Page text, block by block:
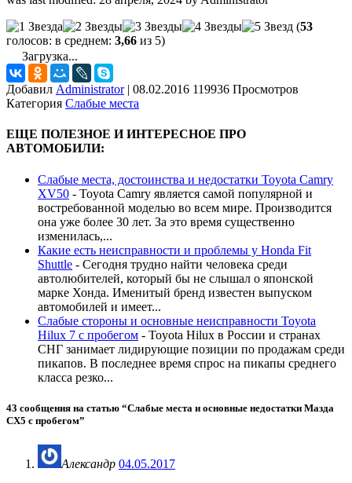
(53
голосов: в среднем: 3,66 из 5)
Загрузка...
Добавил Administrator | 08.02.2016 119936 Просмотров
Категория Слабые места
ЕЩЕ ПОЛЕЗНОЕ И ИНТЕРЕСНОЕ ПРО
АВТОМОБИЛИ:
Слабые места, достоинства и недостатки Toyota Camry
XV50 - Toyota Camry является самой популярной и
востребованной моделью во всем мире. Производится
она уже более 30 лет. За это время существенно
изменилась,...
Какие есть неисправности и проблемы у Honda Fit
Shuttle - Сегодня трудно найти человека среди
автолюбителей, который бы не слышал о японской
марке Хонда. Именитый бренд известен выпуском
автомобилей и имеет...
Слабые стороны и основные неисправности Toyota
Hilux 7 с пробегом - Toyota Hilux в России и странах
СНГ занимает лидирующие позиции по продажам среди
пикапов. В последнее время спрос на пикапы среднего
класса резко...
43 сообщения на статью “Слабые места и основные недостатки Мазда
СХ5 с пробегом”
Александр 04.05.2017